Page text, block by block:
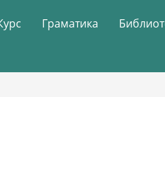
Граматика